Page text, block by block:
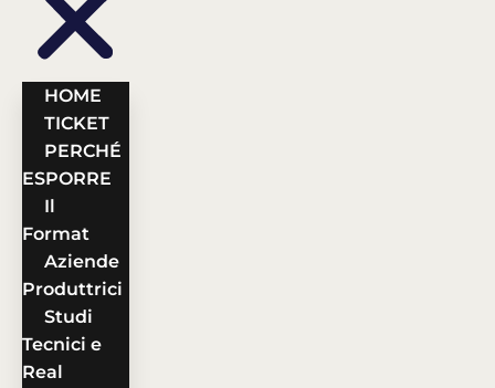
HOME
TICKET
PERCHÉ
ESPORRE
Il
Format
Aziende
Produttrici
Studi
Tecnici e
Real